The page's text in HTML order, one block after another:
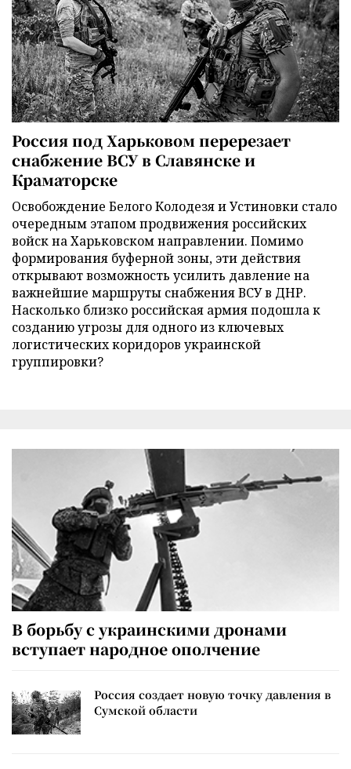
Россия под Харьковом перерезает
снабжение ВСУ в Славянске и
Краматорске
Освобождение Белого Колодезя и Устиновки стало
очередным этапом продвижения российских
войск на Харьковском направлении. Помимо
формирования буферной зоны, эти действия
открывают возможность усилить давление на
важнейшие маршруты снабжения ВСУ в ДНР.
Насколько близко российская армия подошла к
созданию угрозы для одного из ключевых
логистических коридоров украинской
группировки?
В борьбу с украинскими дронами
вступает народное ополчение
Россия создает новую точку давления в
Сумской области